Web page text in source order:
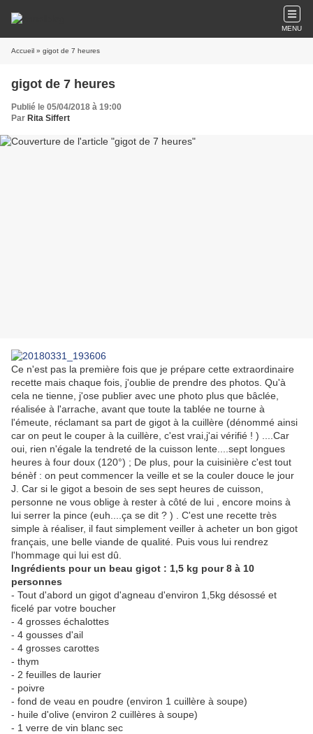
MENU
Accueil » gigot de 7 heures
gigot de 7 heures
Publié le 05/04/2018 à 19:00
Par Rita Siffert
Ce n'est pas la première fois que je prépare cette extraordinaire
recette mais chaque fois, j'oublie de prendre des photos. Qu'à
cela ne tienne, j'ose publier avec une photo plus que bâclée,
réalisée à l'arrache, avant que toute la tablée ne tourne à
l'émeute, réclamant sa part de gigot à la cuillère (dénommé ainsi
car on peut le couper à la cuillère, c'est vrai,j'ai vérifié ! ) ....Car
oui, rien n'égale la tendreté de la cuisson lente....sept longues
heures à four doux (120°) ; De plus, pour la cuisinière c'est tout
bénèf : on peut commencer la veille et se la couler douce le jour
J. Car si le gigot a besoin de ses sept heures de cuisson,
personne ne vous oblige à rester à côté de lui , encore moins à
lui serrer la pince (euh....ça se dit ? ) . C'est une recette très
simple à réaliser, il faut simplement veiller à acheter un bon gigot
français, une belle viande de qualité. Puis vous lui rendrez
l'hommage qui lui est dû.
Ingrédients pour un beau gigot : 1,5 kg pour 8 à 10
personnes
- Tout d'abord un gigot d'agneau d'environ 1,5kg désossé et
ficelé par votre boucher
- 4 grosses échalottes
- 4 gousses d'ail
- 4 grosses carottes
- thym
- 2 feuilles de laurier
- poivre
- fond de veau en poudre (environ 1 cuillère à soupe)
- huile d'olive (environ 2 cuillères à soupe)
- 1 verre de vin blanc sec